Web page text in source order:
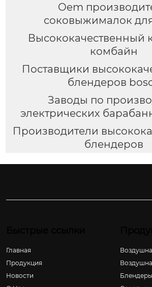
Oem
соковыжималок
Высококачественный
комбайн
Поставщики
блендеров
Заводы по
электрических
Производители
блендеров
Главная
Продукция
Новости
Блендеры